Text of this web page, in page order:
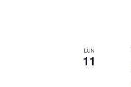
LUN
11